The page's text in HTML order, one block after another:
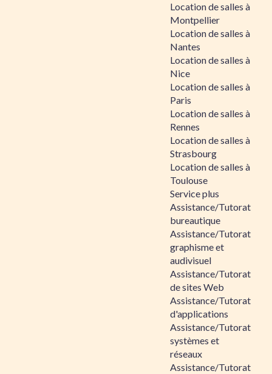
Location de salles à
Montpellier
Location de salles à
Nantes
Location de salles à
Nice
Location de salles à
Paris
Location de salles à
Rennes
Location de salles à
Strasbourg
Location de salles à
Toulouse
Service plus
Assistance/Tutorat
bureautique
Assistance/Tutorat
graphisme et
audivisuel
Assistance/Tutorat
de sites Web
Assistance/Tutorat
d'applications
Assistance/Tutorat
systèmes et
réseaux
Assistance/Tutorat